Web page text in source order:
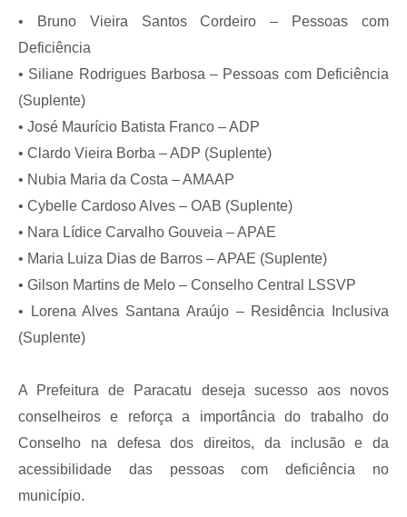
• Bruno Vieira Santos Cordeiro – Pessoas com
Deficiência
• Siliane Rodrigues Barbosa – Pessoas com Deficiência
(Suplente)
• José Maurício Batista Franco – ADP
• Clardo Vieira Borba – ADP (Suplente)
• Nubia Maria da Costa – AMAAP
• Cybelle Cardoso Alves – OAB (Suplente)
• Nara Lídice Carvalho Gouveia – APAE
• Maria Luiza Dias de Barros – APAE (Suplente)
• Gilson Martins de Melo – Conselho Central LSSVP
• Lorena Alves Santana Araújo – Residência Inclusiva
(Suplente)
A Prefeitura de Paracatu deseja sucesso aos novos
conselheiros e reforça a importância do trabalho do
Conselho na defesa dos direitos, da inclusão e da
acessibilidade das pessoas com deficiência no
município.